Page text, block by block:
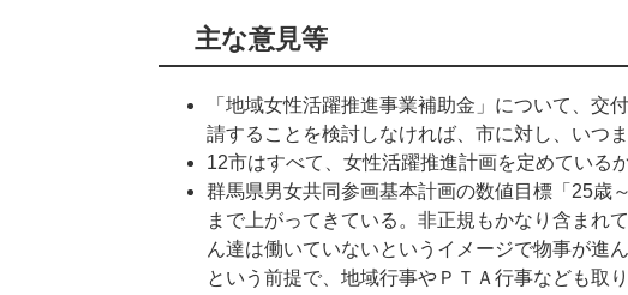
主な意見等
「地域女性活躍推進事業補助金」について、交
請することを検討しなければ、市に対し、いつ
12市はすべて、女性活躍推進計画を定めているか
群馬県男女共同参画基本計画の数値目標「25歳
まで上がってきている。非正規もかなり含まれ
ん達は働いていないというイメージで物事が進
という前提で、地域行事やＰＴＡ行事なども取